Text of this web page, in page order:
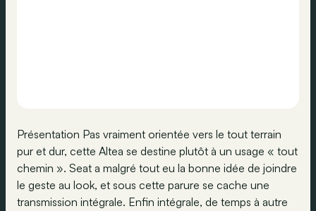
Présentation Pas vraiment orientée vers le tout terrain
pur et dur, cette Altea se destine plutôt à un usage « tout
chemin ». Seat a malgré tout eu la bonne idée de joindre
le geste au look, et sous cette parure se cache une
transmission intégrale. Enfin intégrale, de temps à autre